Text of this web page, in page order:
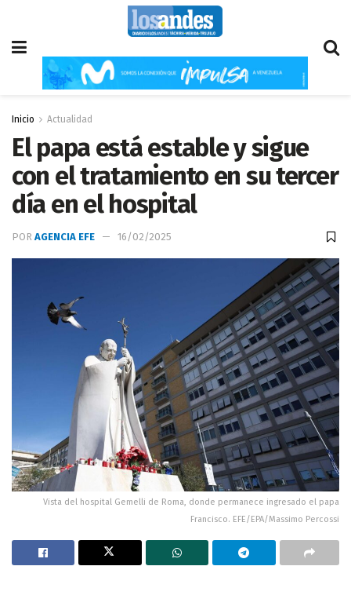
Inicio Actualidad
El papa está estable y sigue
con el tratamiento en su tercer
día en el hospital
POR AGENCIA EFE 16/02/2025
Vista del hospital Gemelli de Roma, donde permanece ingresado el papa
Francisco. EFE/EPA/Massimo Percossi